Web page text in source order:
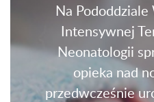
Na
Intensywnej
Neonatologii
opieka nad
przedwcześnie